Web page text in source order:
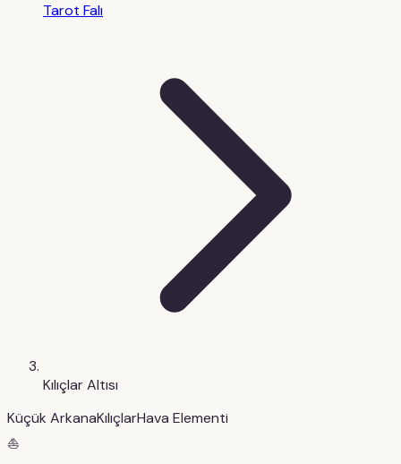
Tarot Falı
Kılıçlar Altısı
Küçük ArkanaKılıçlarHava Elementi
⛵